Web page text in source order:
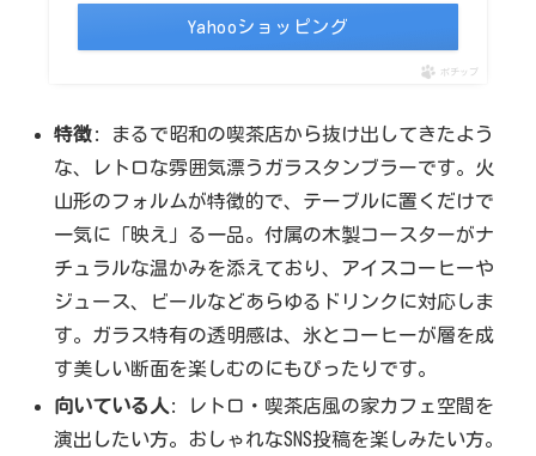
Yahooショッピング
ポチップ
特徴: まるで昭和の喫茶店から抜け出してきたよう
な、レトロな雰囲気漂うガラスタンブラーです。火
山形のフォルムが特徴的で、テーブルに置くだけで
一気に「映え」る一品。付属の木製コースターがナ
チュラルな温かみを添えており、アイスコーヒーや
ジュース、ビールなどあらゆるドリンクに対応しま
す。ガラス特有の透明感は、氷とコーヒーが層を成
す美しい断面を楽しむのにもぴったりです。
向いている人 : レトロ・喫茶店風の家カフェ空間を
演出したい方。おしゃれなSNS投稿を楽しみたい方。